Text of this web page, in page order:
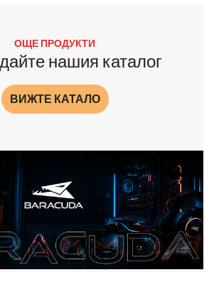
ОЩЕ ПРОДУКТИ
нашия каталог
ВИЖТЕ КАТАЛО